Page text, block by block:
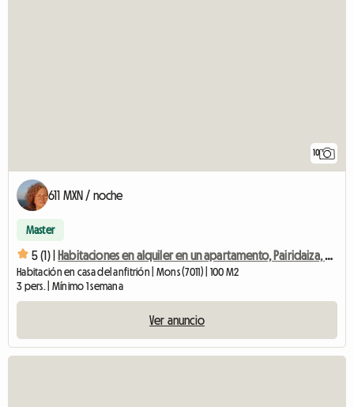
10
611 MXN / noche
Master
5 (1) | Habitaciones en alquiler en un apartamento, Pairidaiza, Mons, Ath
Habitación en casa del anfitrión | Mons (7011) | 100 M2
3 pers. | Mínimo 1 semana
Ver anuncio